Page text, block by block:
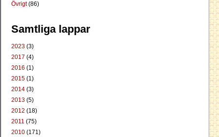
Övrigt(86)
Samtliga lappar
2023 (3)
2017 (4)
2016 (1)
2015 (1)
2014 (3)
2013 (5)
2012 (18)
2011 (75)
2010 (171)